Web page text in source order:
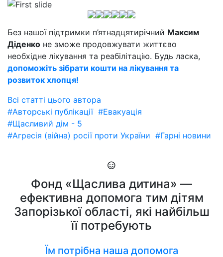
Без нашої підтримки п’ятнадцятирічний Максим
Діденко не зможе продовжувати життєво
необхідне лікування та реабілітацію. Будь ласка,
допоможіть зібрати кошти на лікування та
розвиток хлопця!
Всі статті цього автора
#Авторські публікації #Евакуація
#Щасливий дім - 5
#Агресія (війна) росії проти України #Гарні новини
Фонд «Щаслива дитина» —
ефективна допомога тим дітям
Запорізької області, які найбільш
її потребують
Їм потрібна наша допомога